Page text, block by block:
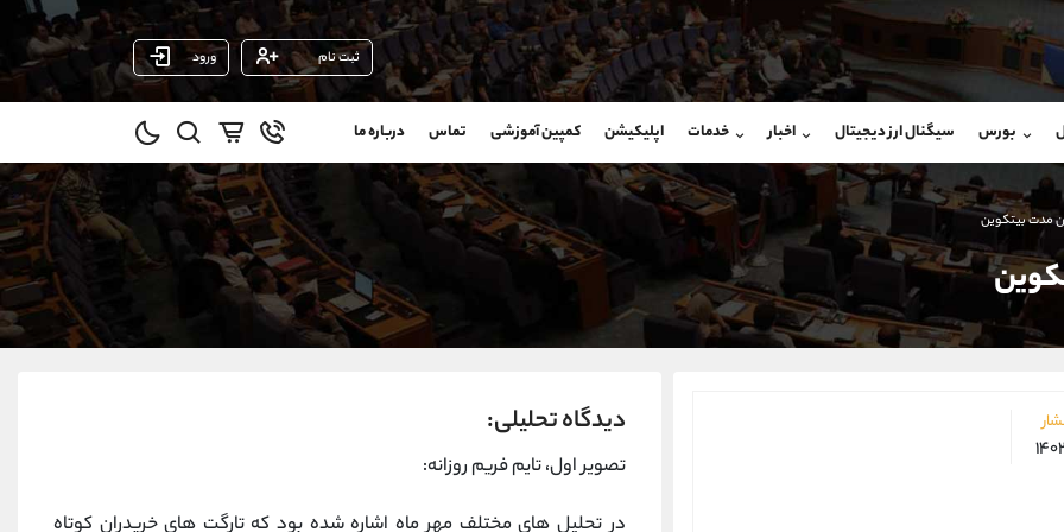
ثبت نام ورود
بورس سیگنال ارز دیجیتال اخبار خدمات اپلیکیشن کمپین آموزشی تماس درباره ما
مدت بیتکوین
دیدگاه تحلیلی:
تصویر اول، تایم فریم روزانه:
در تحلیل های مختلف مهر ماه اشاره شده بود که تارگت های خریدران کوتاه
شروع گفتگو
@Armteam_admin_33
118
شروع گفتگو
@Armteam_admin_103
داخلی 103
(فائزه تهرانی)
09101364784
واتساپ شروع گفتگو
تلگرام @Armteam_admin_104
021-22021030